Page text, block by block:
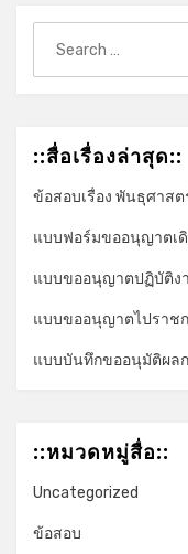
for:
::สื่อเรื่องล่าสุด::
ข้อสอบเรื่อง พันธุศาส
แบบฟอร์มขออนุญาตเ
แบบขออนุญาตปฏิบัติง
แบบขออนุญาตไปราช
แบบบันทึกขออนุมัติผล
::หมวดหมู่สื่อ::
Uncategorized
ข้อสอบ